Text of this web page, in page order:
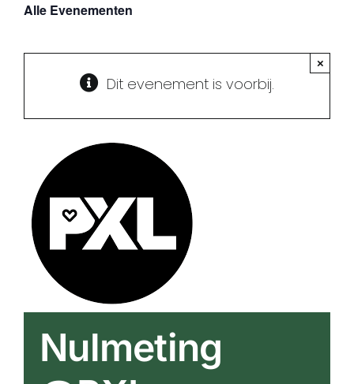
Inspiratie
Educatief aanbod
Alle Evenementen
Dit evenement is voorbij.
×
Nulmeting